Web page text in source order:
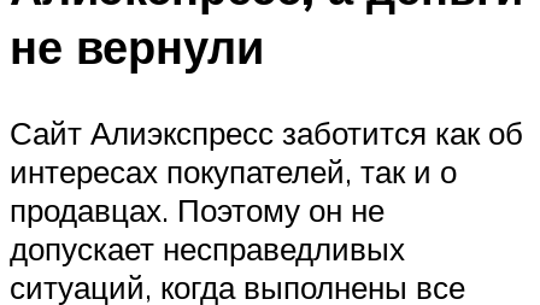
не вернули
Сайт Алиэкспресс заботится как об
интересах покупателей, так и о
продавцах. Поэтому он не
допускает несправедливых
ситуаций, когда выполнены все